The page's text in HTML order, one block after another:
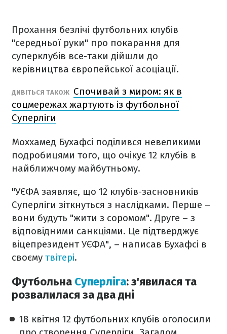
Прохання безлічі футбольних клубів
"середньої руки" про покарання для
суперклубів все-таки дійшли до
керівництва європейської асоціації.
ДИВІТЬСЯ ТАКОЖ Спочивай з миром: як в
соцмережах жартують із футбольної
Суперліги
Моххамед Бухафсі поділився невеликими
подробицями того, що очікує 12 клубів в
найближчому майбутньому.
"УЄФА заявляє, що 12 клубів-засновників
Суперліги зіткнуться з наслідками. Перше –
вони будуть "жити з соромом". Друге – з
відповідними санкціями. Це підтверджує
віцепрезидент УЄФА", – написав Бухафсі в
своєму твітері.
Футбольна Суперліга: з'явилася та
розвалилася за два дні
18 квітня 12 футбольних клубів оголосили